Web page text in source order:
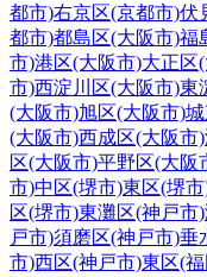
都市)右京区(京都市)伏
都市)都島区(大阪市)福
市)港区(大阪市)大正区
市)西淀川区(大阪市)東
(大阪市)旭区(大阪市)
(大阪市)西成区(大阪市)
区(大阪市)平野区(大阪
市)中区(堺市)東区(堺
区(堺市)東灘区(神戸市)
戸市)須磨区(神戸市)垂
市)西区(神戸市)東区(